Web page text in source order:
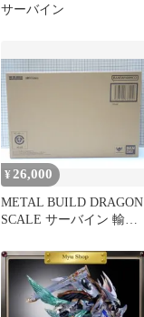
サーバイン
¥ 26,000
METAL BUILD DRAGON
SCALE サーバイン 輸送